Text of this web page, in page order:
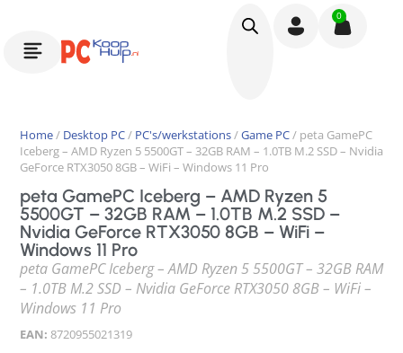
0
Home/ Desktop PC/ PC's/werkstations/Game PC/ peta GamePC
Iceberg – AMD Ryzen 5 5500GT – 32GB RAM – 1.0TB M.2 SSD – Nvidia
GeForce RTX3050 8GB – WiFi – Windows 11 Pro
peta GamePC Iceberg – AMD Ryzen 5
5500GT – 32GB RAM – 1.0TB M.2 SSD –
Nvidia GeForce RTX3050 8GB – WiFi –
Windows 11 Pro
peta GamePC Iceberg – AMD Ryzen 5 5500GT – 32GB RAM
– 1.0TB M.2 SSD – Nvidia GeForce RTX3050 8GB – WiFi –
Windows 11 Pro
EAN: 8720955021319